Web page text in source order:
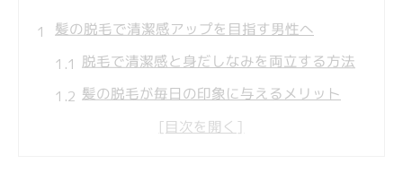
髪の脱毛で清潔感アップを目指す男性へ
脱毛で清潔感と身だしなみを両立する方法
髪の脱毛が毎日の印象に与えるメリット
脱毛で身だしなみを効率的に整えるポイン